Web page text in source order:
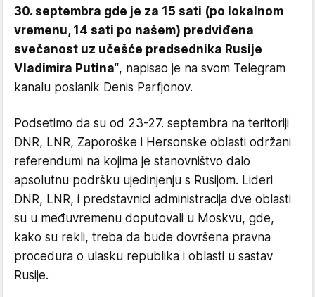
30. septembra gde je za 15 sati (po lokalnom
vremenu, 14 sati po našem) predviđena
svečanost uz učešće predsednika Rusije
Vladimira Putina“, napisao je na svom Telegram
kanalu poslanik Denis Parfjonov.
Podsetimo da su od 23-27. septembra na teritoriji
DNR, LNR, Zaporoške i Hersonske oblasti održani
referendumi na kojima je stanovništvo dalo
apsolutnu podršku ujedinjenju s Rusijom. Lideri
DNR, LNR, i predstavnici administracija dve oblasti
su u međuvremenu doputovali u Moskvu, gde,
kako su rekli, treba da bude dovršena pravna
procedura o ulasku republika i oblasti u sastav
Rusije.